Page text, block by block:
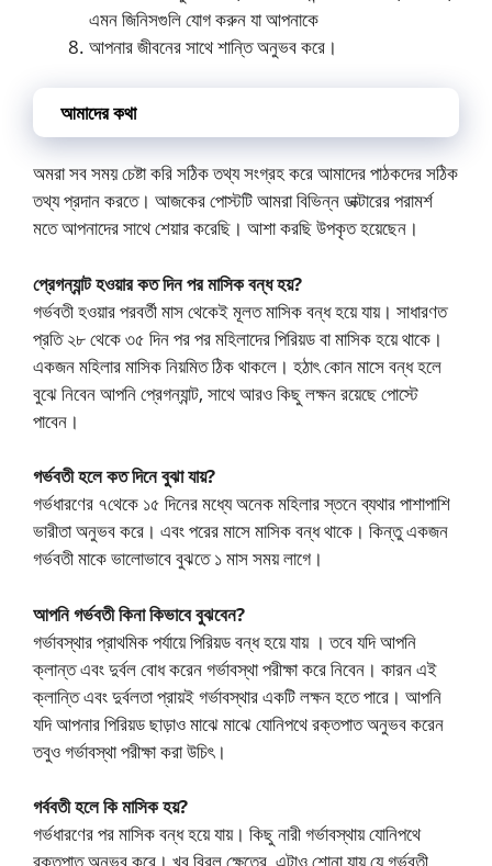
এমন জিনিসগুলি যোগ করুন যা আপনাকে
আপনার জীবনের সাথে শান্তি অনুভব করে।
আমাদের কথা
অমরা সব সময় চেষ্টা করি সঠিক তথ্য সংগ্রহ করে আমাদের পাঠকদের সঠিক
তথ্য প্রদান করতে। আজকের পোস্টটি আমরা বিভিন্ন ডাক্টারের পরামর্শ
মতে আপনাদের সাথে শেয়ার করেছি। আশা করছি উপকৃত হয়েছেন।
প্রেগন্যান্ট হওয়ার কত দিন পর মাসিক বন্ধ হয়?
গর্ভবতী হওয়ার পরবর্তী মাস থেকেই মূলত মাসিক বন্ধ হয়ে যায়। সাধারণত
প্রতি ২৮ থেকে ৩৫ দিন পর পর মহিলাদের পিরিয়ড বা মাসিক হয়ে থাকে।
একজন মহিলার মাসিক নিয়মিত ঠিক থাকলে। হঠাৎ কোন মাসে বন্ধ হলে
বুঝে নিবেন আপনি প্রেগন্যান্ট, সাথে আরও কিছু লক্ষন রয়েছে পোস্টে
পাবেন।
গর্ভবতী হলে কত দিনে বুঝা যায়?
গর্ভধারণের ৭থেকে ১৫ দিনের মধ্যে অনেক মহিলার স্তনে ব্যথার পাশাপাশি
ভারীতা অনুভব করে। এবং পরের মাসে মাসিক বন্ধ থাকে। কিন্তু একজন
গর্ভবতী মাকে ভালোভাবে বুঝতে ১ মাস সময় লাগে।
আপনি গর্ভবতী কিনা কিভাবে বুঝবেন?
গর্ভাবস্থার প্রাথমিক পর্যায়ে পিরিয়ড বন্ধ হয়ে যায় । তবে যদি আপনি
ক্লান্ত এবং দুর্বল বোধ করেন গর্ভাবস্থা পরীক্ষা করে নিবেন। কারন এই
ক্লান্তি এবং দুর্বলতা প্রায়ই গর্ভাবস্থার একটি লক্ষন হতে পারে। আপনি
যদি আপনার পিরিয়ড ছাড়াও মাঝে মাঝে যোনিপথে রক্তপাত অনুভব করেন
তবুও গর্ভাবস্থা পরীক্ষা করা উচিৎ।
গর্ববতী হলে কি মাসিক হয়?
গর্ভধারণের পর মাসিক বন্ধ হয়ে যায়। কিছু নারী গর্ভাবস্থায় যোনিপথে